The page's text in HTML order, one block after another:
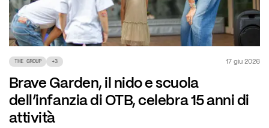
THE GROUP +3 17 giu 2026
Brave Garden, il nido e scuola
dell’infanzia di OTB, celebra 15 anni di
attività